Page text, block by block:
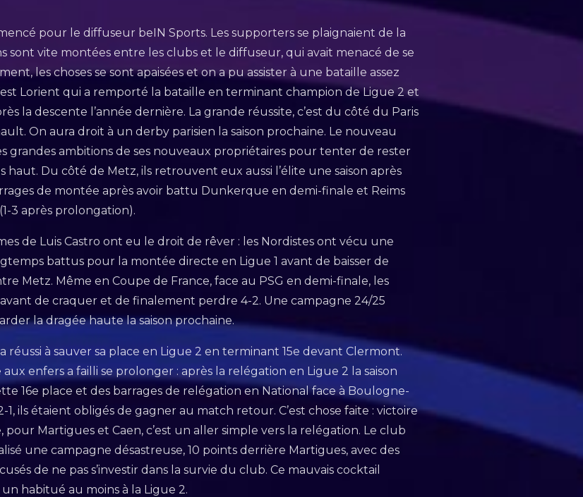
pour le diffuseur beIN Sports. Les supporters se plaignaient de la
sont vite montées entre les clubs et le diffuseur, qui avait menacé de se
les choses se sont apaisées et on a pu assister à une bataille assez
Lorient qui a remporté la bataille en terminant champion de Ligue 2 et
la descente l’année dernière. La grande réussite, c’est du côté du Paris
On aura droit à un derby parisien la saison prochaine. Le nouveau
grandes ambitions de ses nouveaux propriétaires pour tenter de rester
haut. Du côté de Metz, ils retrouvent eux aussi l’élite une saison après
de montée après avoir battu Dunkerque en demi-finale et Reims
3 après prolongation).
de Luis Castro ont eu le droit de rêver : les Nordistes ont vécu une
battus pour la montée directe en Ligue 1 avant de baisser de
Metz. Même en Coupe de France, face au PSG en demi-finale, les
de craquer et de finalement perdre 4-2. Une campagne 24/25
la dragée haute la saison prochaine.
réussi à sauver sa place en Ligue 2 en terminant 15e devant Clermont.
enfers a failli se prolonger : après la relégation en Ligue 2 la saison
16e place et des barrages de relégation en National face à Boulogne-
ils étaient obligés de gagner au match retour. C’est chose faite : victoire
Martigues et Caen, c’est un aller simple vers la relégation. Le club
une campagne désastreuse, 10 points derrière Martigues, avec des
de ne pas s’investir dans la survie du club. Ce mauvais cocktail
habitué au moins à la Ligue 2.